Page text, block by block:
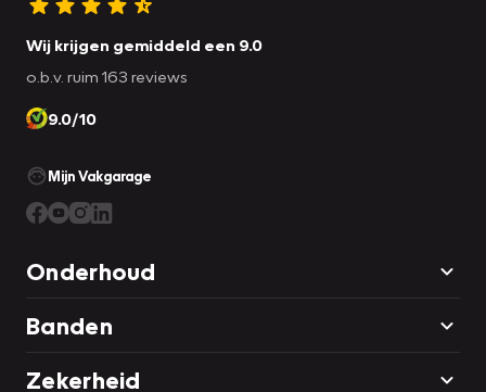
Wij krijgen gemiddeld een 9.0
o.b.v. ruim 163 reviews
9.0/10
Mijn Vakgarage
Onderhoud
Banden
Zekerheid